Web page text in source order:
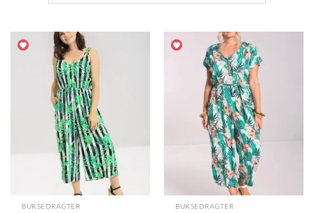
BUKSEDRAGTER BUKSEDRAGTER